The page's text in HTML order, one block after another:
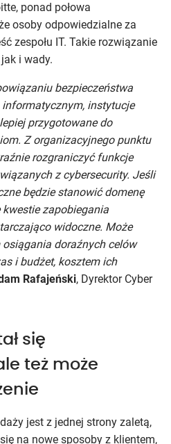
ponad połowa
osoby odpowiedzialne za
zespołu IT. Takie rozwiązanie
i wady.
bezpieczeństwa
instytucje
przygotowane do
Z organizacyjnego punktu
rozgraniczyć funkcje
z cybersecurity. Jeśli
będzie stanowić domenę
kwestie zapobiegania
widoczne. Może
doraźnych celów
i budżet, kosztem ich
Rafajeński, Dyrektor Cyber
się
też może
jest z jednej strony zaletą,
na nowe sposoby z klientem,